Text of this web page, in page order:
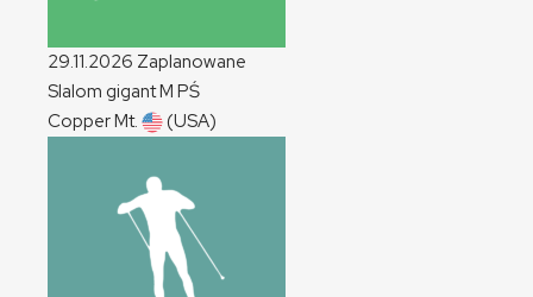
29.11.2026 Zaplanowane
Slalom gigantM PŚ
Copper Mt.
(USA)